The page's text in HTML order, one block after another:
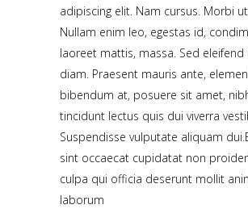
adipiscing elit. Nam cursus. Morbi
Nullam enim leo, egestas id,
laoreet mattis, massa. Sed
diam. Praesent mauris ante,
bibendum at, posuere sit amet,
tincidunt lectus quis dui viverra
Suspendisse vulputate aliquam
sint occaecat cupidatat non
culpa qui officia deserunt mollit
laborum